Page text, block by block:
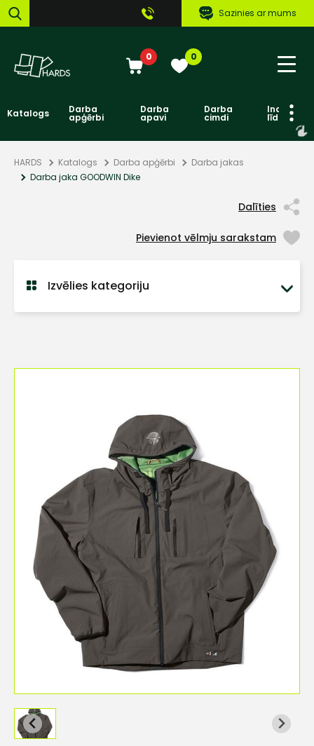
Sazinies ar mums
0 0
Katalogs Darba
apģērbi
Darba
apavi
Darba
cimdi līdzekļi
HARDS Katalogs Darba apģērbi
Darba jakas
Darba jaka GOODWIN Dike
Dalīties
Pievienot vēlmju sarakstam
Izvēlies kategoriju